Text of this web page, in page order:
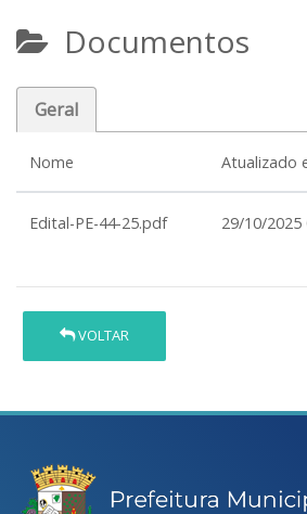
Documentos
Geral
Nome Atualizado
Edital-PE-44-25.pdf 29/10/2025
VOLTAR